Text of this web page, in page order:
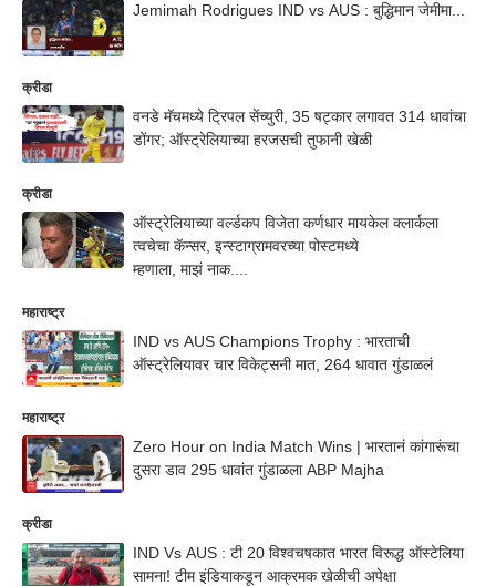
Jemimah Rodrigues IND vs AUS : बुद्धिमान जेमीमा...
क्रीडा
वनडे मॅचमध्ये ट्रिपल सेंच्युरी, 35 षट्कार लगावत 314 धावांचा
डोंगर; ऑस्ट्रेलियाच्या हरजसची तुफानी खेळी
क्रीडा
ऑस्ट्रेलियाच्या वर्ल्डकप विजेता कर्णधार मायकेल क्लार्कला
त्वचेचा कॅन्सर, इन्स्टाग्रामवरच्या पोस्टमध्ये
म्हणाला, माझं नाक....
महाराष्ट्र
IND vs AUS Champions Trophy : भारताची
ऑस्ट्रेलियावर चार विकेट्सनी मात, 264 धावात गुंडाळलं
महाराष्ट्र
Zero Hour on India Match Wins | भारतानं कांगारूंचा
दुसरा डाव 295 धावांत गुंडाळला ABP Majha
क्रीडा
IND Vs AUS : टी 20 विश्वचषकात भारत विरूद्ध ऑस्टेलिया
सामना! टीम इंडियाकडून आक्रमक खेळीची अपेक्षा